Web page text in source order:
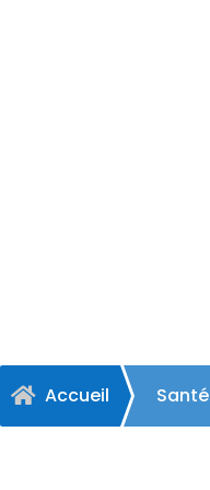
 Accueil Santé